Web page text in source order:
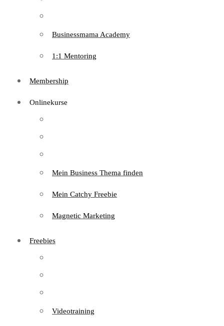
Businessmama Academy
1:1 Mentoring
Membership
Onlinekurse
Mein Business Thema finden
Mein Catchy Freebie
Magnetic Marketing
Freebies
Videotraining